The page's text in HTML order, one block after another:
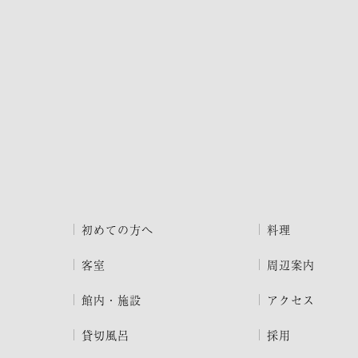
初めての方へ
客室
館内・施設
貸切風呂
料理
周辺案内
アクセス
採用